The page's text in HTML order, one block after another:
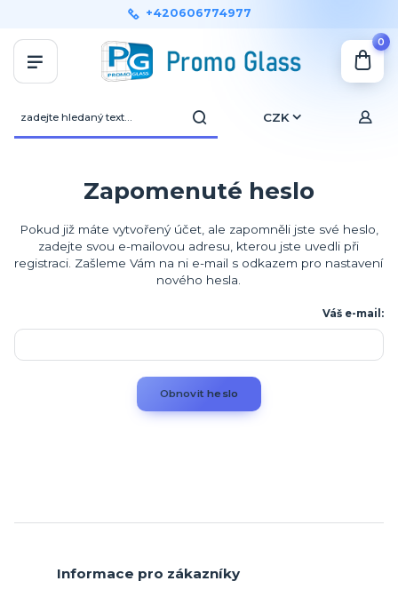
CZK
+420606774977
0
Zapomenuté heslo
Pokud již máte vytvořený účet, ale zapomněli jste své heslo,
zadejte svou e-mailovou adresu, kterou jste uvedli při
registraci. Zašleme Vám na ni e-mail s odkazem pro nastavení
nového hesla.
Váš e-mail:
Obnovit heslo
Informace pro zákazníky